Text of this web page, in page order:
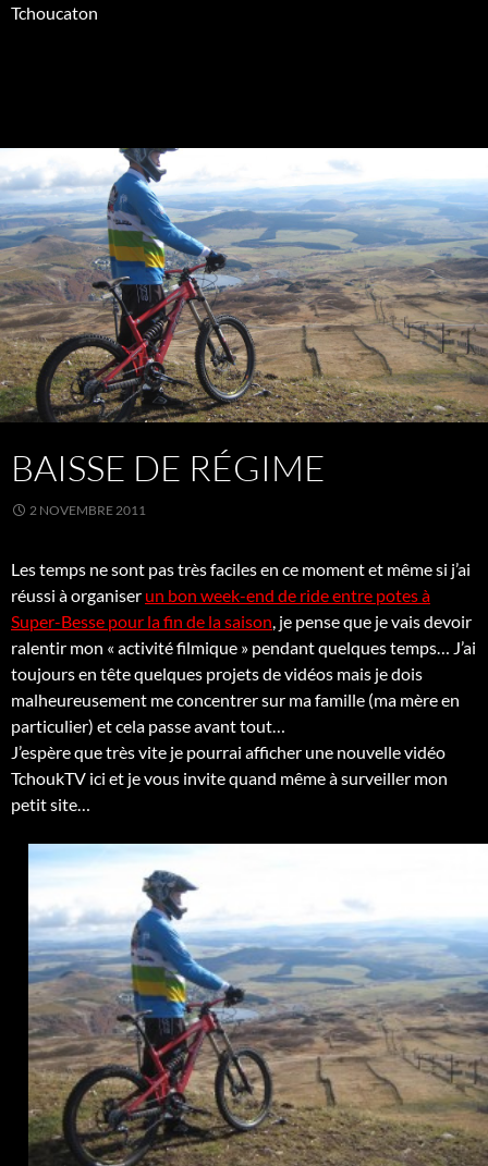
Tchoucaton
BAISSE DE RÉGIME
2 NOVEMBRE 2011
Les temps ne sont pas très faciles en ce moment et même si j’ai
réussi à organiser un bon week-end de ride entre potes à
Super-Besse pour la fin de la saison, je pense que je vais devoir
ralentir mon « activité filmique » pendant quelques temps… J’ai
toujours en tête quelques projets de vidéos mais je dois
malheureusement me concentrer sur ma famille (ma mère en
particulier) et cela passe avant tout…
J’espère que très vite je pourrai afficher une nouvelle vidéo
TchoukTV ici et je vous invite quand même à surveiller mon
petit site…